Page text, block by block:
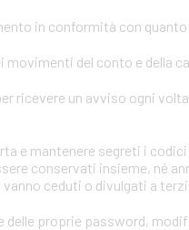
in conformità con
del conto e della
un avviso ogni
e mantenere segreti i
conservati insieme, né
ceduti o divulgati a
proprie password,